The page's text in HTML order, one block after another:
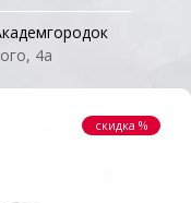
4а
скидка %